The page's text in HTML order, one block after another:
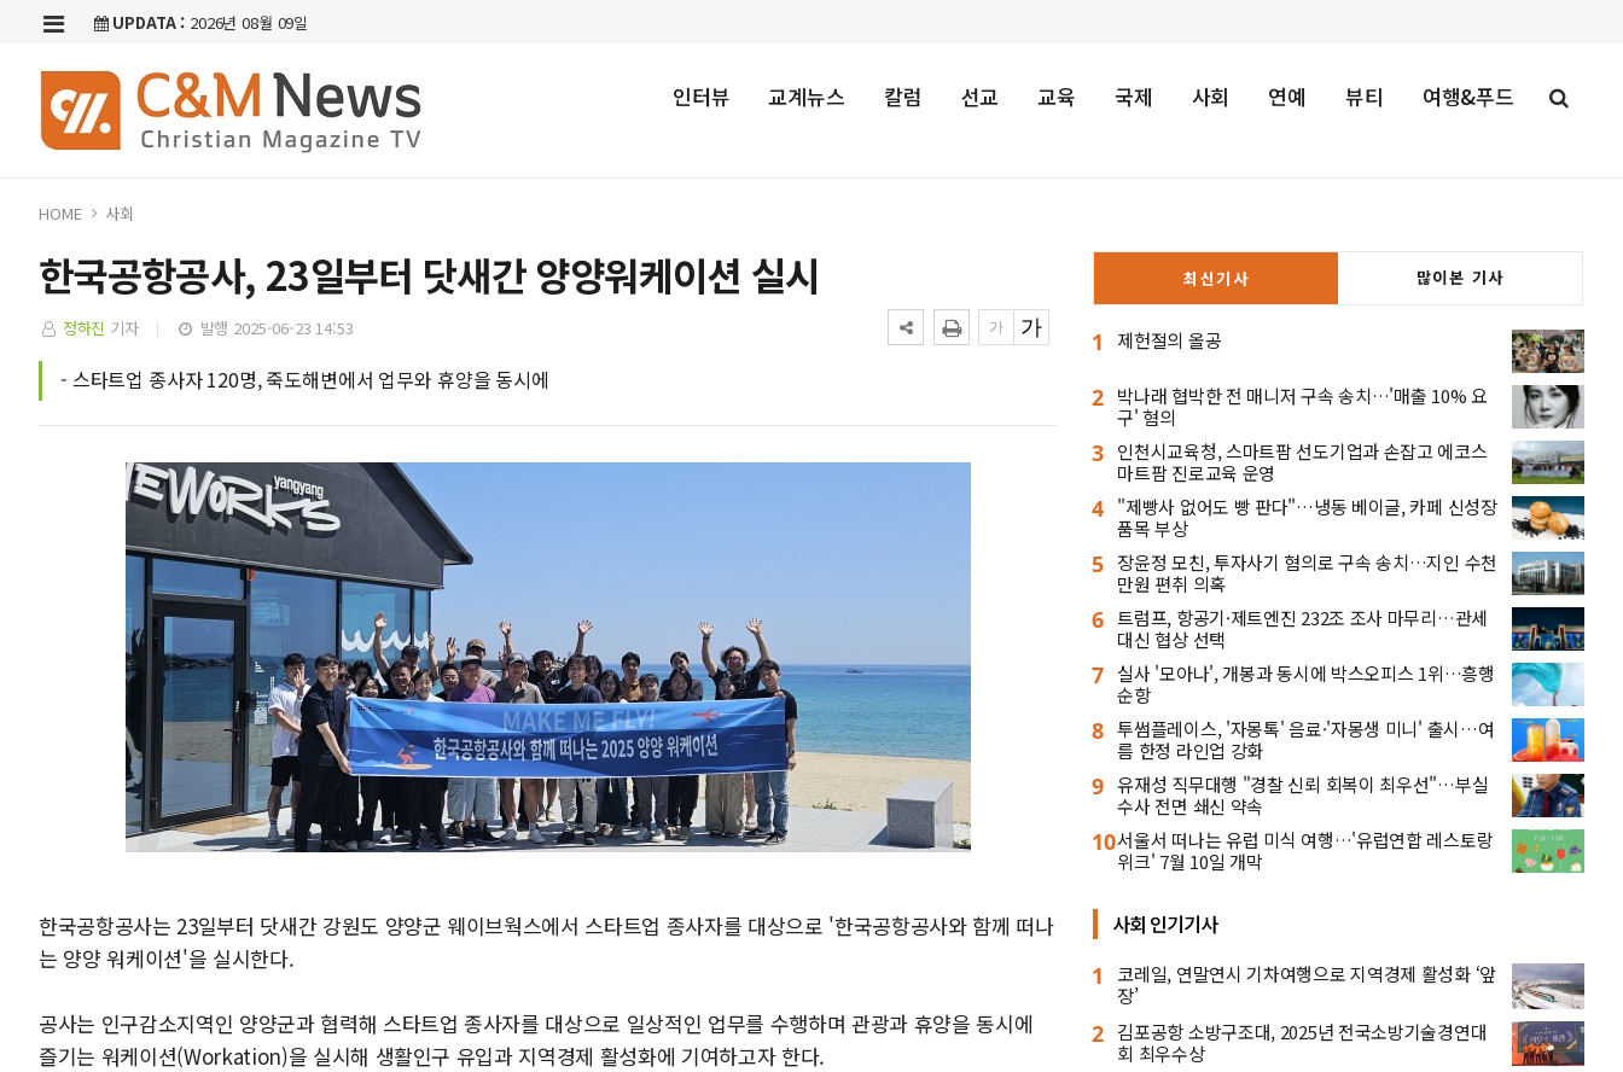
UPDATA : 2026년 08월 09일
인터뷰 교계뉴스 칼럼 선교 교육 국제 사회 연예 뷰티 여행&푸드
HOME 사회
한국공항공사, 23일부터 닷새간 양양워케이션 실시
정하진 기자 발행 2025-06-23 14:53
- 스타트업 종사자 120명, 죽도해변에서 업무와 휴양을 동시에
한국공항공사는 23일부터 닷새간 강원도 양양군 웨이브웍스에서 스타트업 종사자를 대상으로 '한국공항공사와 함께 떠나
는 양양 워케이션'을 실시한다.
공사는 인구감소지역인 양양군과 협력해 스타트업 종사자를 대상으로 일상적인 업무를 수행하며 관광과 휴양을 동시에
즐기는 워케이션(Workation)을 실시해 생활인구 유입과 지역경제 활성화에 기여하고자 한다.
최신기사 많이본 기사
1 제헌절의 올공
2 박나래 협박한 전 매니저 구속 송치…'매출 10% 요
구' 혐의
3 인천시교육청, 스마트팜 선도기업과 손잡고 에코스
마트팜 진로교육 운영
4 "제빵사 없어도 빵 판다"…냉동 베이글, 카페 신성장
품목 부상
5 장윤정 모친, 투자사기 혐의로 구속 송치…지인 수천
만원 편취 의혹
6 트럼프, 항공기·제트엔진 232조 조사 마무리…관세
대신 협상 선택
7 실사 '모아나', 개봉과 동시에 박스오피스 1위…흥행
순항
8 투썸플레이스, '자몽톡' 음료·'자몽생 미니' 출시…여
름 한정 라인업 강화
9 유재성 직무대행 "경찰 신뢰 회복이 최우선"…부실
수사 전면 쇄신 약속
10서울서 떠나는 유럽 미식 여행…'유럽연합 레스토랑
위크' 7월 10일 개막
사회 인기기사
1
코레일, 연말연시 기차여행으로 지역경제 활성화 ‘앞
장’
2 김포공항 소방구조대, 2025년 전국소방기술경연대
회 최우수상